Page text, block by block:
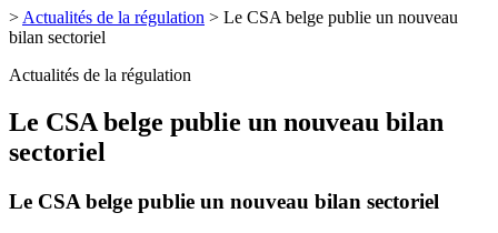
> Actualités de la régulation > Le CSA belge publie un nouveau
bilan sectoriel
Actualités de la régulation
Le CSA belge publie un nouveau bilan
sectoriel
Le CSA belge publie un nouveau bilan sectoriel